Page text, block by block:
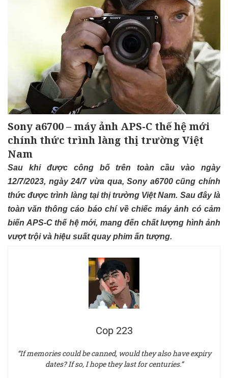
Sony a6700 – máy ảnh APS-C thế hệ mới
chính thức trình làng thị trường Việt
Nam
Sau khi được công bố trên toàn cầu vào ngày
12/7/2023, ngày 24/7 vừa qua,Sony a6700cũng chính
thức được trình làng tại thị trường Việt Nam. Sau đây là
toàn văn thông cáo báo chí về chiếc máy ảnh có cảm
biến APS-C thế hệ mới, mang đến chất lượng hình ảnh
vượt trội và hiệu suất quay phim ấn tượng.
Cop 223
“If memories could be canned, would they also have expiry
dates? If so, I hope they last for centuries.”